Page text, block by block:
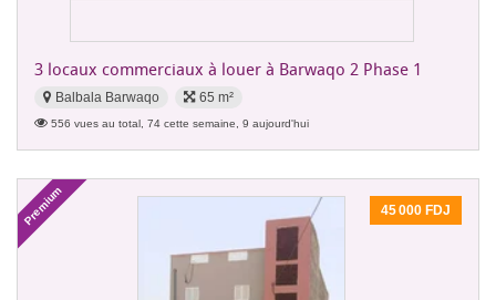
3 locaux commerciaux à louer à Barwaqo 2 Phase 1
Balbala Barwaqo 65 m²
556 vues au total, 74 cette semaine, 9 aujourd'hui
Premium 45 000 FDJ